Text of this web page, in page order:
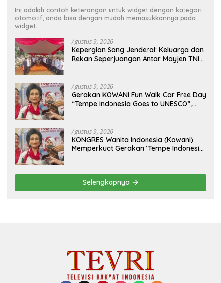
Ini adalah contoh keterangan untuk widget dengan kategori
otomotif, anda bisa dengan mudah memasukkannya pada
widget.
Agustus 9, 2026
Kepergian Sang Jenderal: Keluarga dan
Rekan Seperjuangan Antar Mayjen TNI
Agustus 9, 2026
Gerakan KOWANI Fun Walk Car Free Day
“Tempe Indonesia Goes to UNESCO”,
Agustus 9, 2026
KONGRES Wanita Indonesia (Kowani)
Memperkuat Gerakan ‘Tempe Indonesia
Selengkapnya